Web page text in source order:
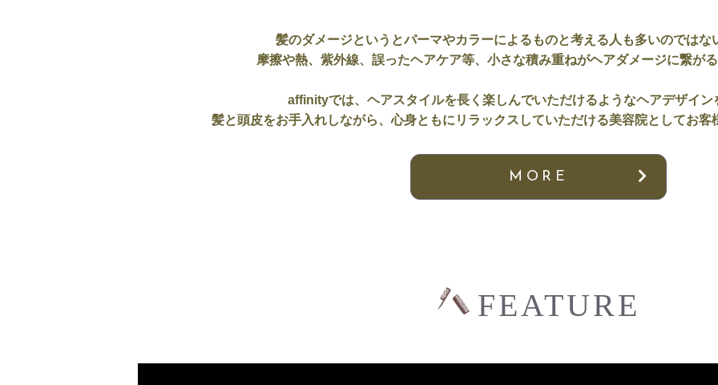
髪のダメージというとパーマやカラーによるものと考える人も多いのではな
摩擦や熱、紫外線、誤ったヘアケア等、小さな積み重ねがヘアダメージに繋が
affinityでは、ヘアスタイルを長く楽しんでいただけるようなヘアデザイン
髪と頭皮をお手入れしながら、心身ともにリラックスしていただける美容院としてお客
MORE
FEATURE